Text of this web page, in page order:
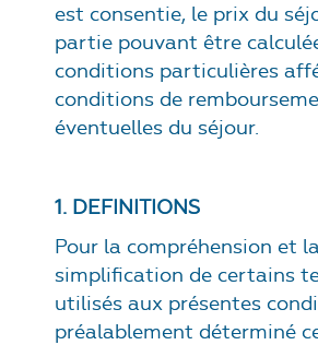
est consentie, le prix du
partie pouvant être
conditions particulières
conditions de
éventuelles du séjour.
1. DEFINITIONS
Pour la compréhension et
simplification de certains
utilisés aux présentes
préalablement déterminé